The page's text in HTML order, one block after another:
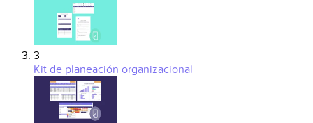
3
Kit de planeación organizacional